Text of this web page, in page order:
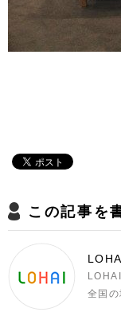
この記事を
全国